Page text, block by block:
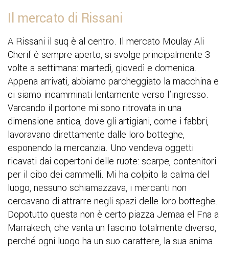
Il mercato di Rissani
A Rissani il suq è al centro. Il mercato Moulay Ali
Cherif è sempre aperto, si svolge principalmente 3
volte a settimana: martedì, giovedì e domenica.
Appena arrivati, abbiamo parcheggiato la macchina e
ci siamo incamminati lentamente verso l’ingresso.
Varcando il portone mi sono ritrovata in una
dimensione antica, dove gli artigiani, come i fabbri,
lavoravano direttamente dalle loro botteghe,
esponendo la mercanzia. Uno vendeva oggetti
ricavati dai copertoni delle ruote: scarpe, contenitori
per il cibo dei cammelli. Mi ha colpito la calma del
luogo, nessuno schiamazzava, i mercanti non
cercavano di attrarre negli spazi delle loro botteghe.
Dopotutto questa non è certo piazza Jemaa el Fna a
Marrakech, che vanta un fascino totalmente diverso,
perché ogni luogo ha un suo carattere, la sua anima.